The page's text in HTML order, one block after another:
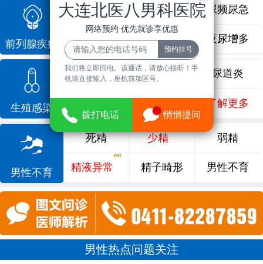
前列腺疾病
前列腺炎 前列腺痛 尿频尿急
前列腺增生 排尿不畅 夜尿增多
生殖感染
龟头炎 睾丸炎 尿道炎
了解更多
男性不育
死精 少精 弱精
精液异常 精子畸形 男性不育
男性热点问题关注
大连北医八男科医院
网络预约 优先就诊享优惠
我们将立即回电。该通话，请放心接听！手
机请直接输入，座机前加区号。
拨打电话 悄悄提问